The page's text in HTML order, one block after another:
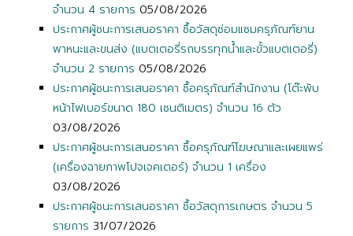
จำนวน 4 รายการ 05/08/2026
ประกาศผู้ชนะการเสนอราคา ซื้อวัสดุซ่อมแซมครุภัณฑ์ยาน
พาหนะและขนส่ง (แบตเตอรี่รถบรรทุกน้ำและขั้วแบตเตอรี่)
จำนวน 2 รายการ 05/08/2026
ประกาศผู้ชนะการเสนอราคา ซื้อครุภัณฑ์สำนักงาน (โต๊ะพับ
หน้าไฟเบอร์ขนาด 180 เซนติเมตร) จำนวน 16 ตัว
03/08/2026
ประกาศผู้ชนะการเสนอราคา ซื้อครุภัณฑ์โฆษณาและเผยแพร่
(เครื่องฉายภาพโปจเจคเตอร์) จำนวน 1 เครื่อง
03/08/2026
ประกาศผู้ชนะการเสนอราคา ซื้อวัสดุการเกษตร จำนวน 5
รายการ 31/07/2026